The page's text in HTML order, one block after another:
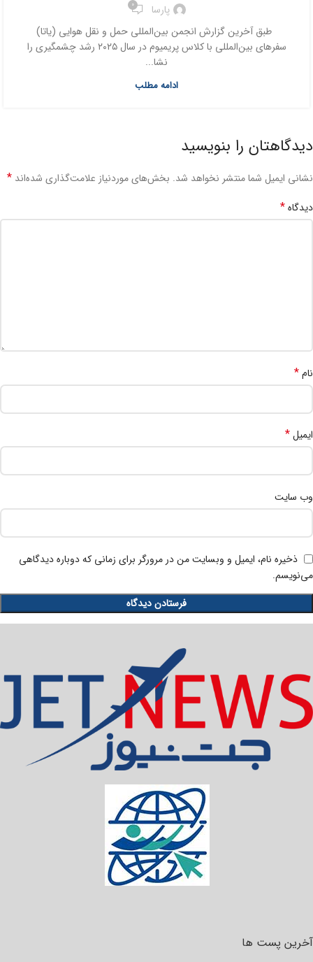
پارسا 0
طبق آخرین گزارش انجمن بین‌المللی حمل و نقل هوایی (یاتا)
سفرهای بین‌المللی با کلاس پریمیوم در سال ۲۰۲۵ رشد چشمگیری را
نشا...
ادامه مطلب
دیدگاهتان را بنویسید
نشانی ایمیل شما منتشر نخواهد شد. بخش‌های موردنیاز علامت‌گذاری شده‌اند *
دیدگاه*
نام*
ایمیل*
وب‌ سایت
ذخیره نام، ایمیل و وبسایت من در مرورگر برای زمانی که دوباره دیدگاهی
می‌نویسم.
آخرین پست ها